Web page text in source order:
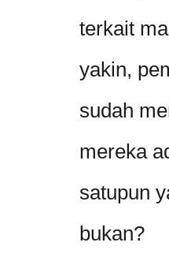
terkait
yakin,
sudah
mereka
satupun
bukan?